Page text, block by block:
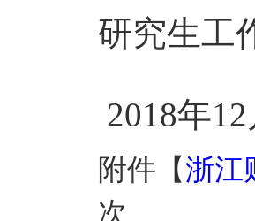
研究生工
2018年
附件【浙江
次